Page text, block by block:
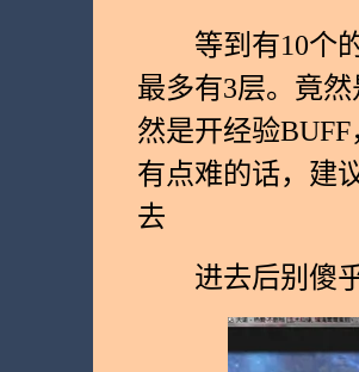
等到有10个的
最多有3层。竟
然是开经验
有点难的话，建
去
进去后别傻乎